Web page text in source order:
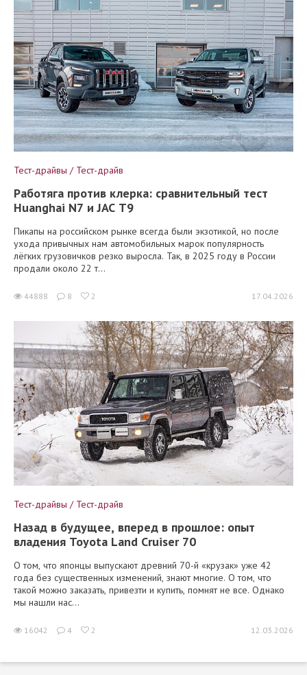
Тест-драйвы / Тест-драйв
Работяга против клерка: сравнительный тест
Huanghai N7 и JAC T9
Пикапы на российском рынке всегда были экзотикой, но после
ухода привычных нам автомобильных марок популярность
лёгких грузовичков резко выросла. Так, в 2025 году в России
продали около 22 т...
44888 8 2 17.04.2026
Тест-драйвы / Тест-драйв
Назад в будущее, вперед в прошлое: опыт
владения Toyota Land Cruiser 70
О том, что японцы выпускают древний 70-й «крузак» уже 42
года без существенных изменений, знают многие. О том, что
такой можно заказать, привезти и купить, помнят не все. Однако
мы нашли нас...
16042 4 2 12.03.2026